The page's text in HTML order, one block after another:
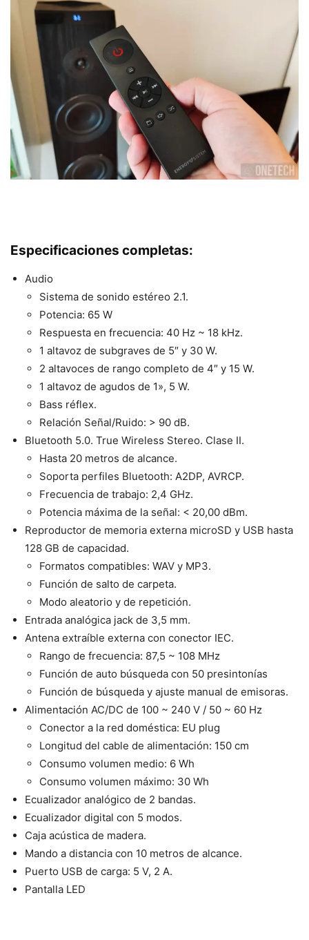
Especificaciones completas:
Audio
Sistema de sonido estéreo 2.1.
Potencia: 65 W
Respuesta en frecuencia: 40 Hz ~ 18 kHz.
1 altavoz de subgraves de 5″ y 30 W.
2 altavoces de rango completo de 4″ y 15 W.
1 altavoz de agudos de 1», 5 W.
Bass réflex.
Relación Señal/Ruido: > 90 dB.
Bluetooth 5.0. True Wireless Stereo. Clase II.
Hasta 20 metros de alcance.
Soporta perfiles Bluetooth: A2DP, AVRCP.
Frecuencia de trabajo: 2,4 GHz.
Potencia máxima de la señal: < 20,00 dBm.
Reproductor de memoria externa microSD y USB hasta
128 GB de capacidad.
Formatos compatibles: WAV y MP3.
Función de salto de carpeta.
Modo aleatorio y de repetición.
Entrada analógica jack de 3,5 mm.
Antena extraíble externa con conector IEC.
Rango de frecuencia: 87,5 ~ 108 MHz
Función de auto búsqueda con 50 presintonías
Función de búsqueda y ajuste manual de emisoras.
Alimentación AC/DC de 100 ~ 240 V / 50 ~ 60 Hz
Conector a la red doméstica: EU plug
Longitud del cable de alimentación: 150 cm
Consumo volumen medio: 6 Wh
Consumo volumen máximo: 30 Wh
Ecualizador analógico de 2 bandas.
Ecualizador digital con 5 modos.
Caja acústica de madera.
Mando a distancia con 10 metros de alcance.
Puerto USB de carga: 5 V, 2 A.
Pantalla LED